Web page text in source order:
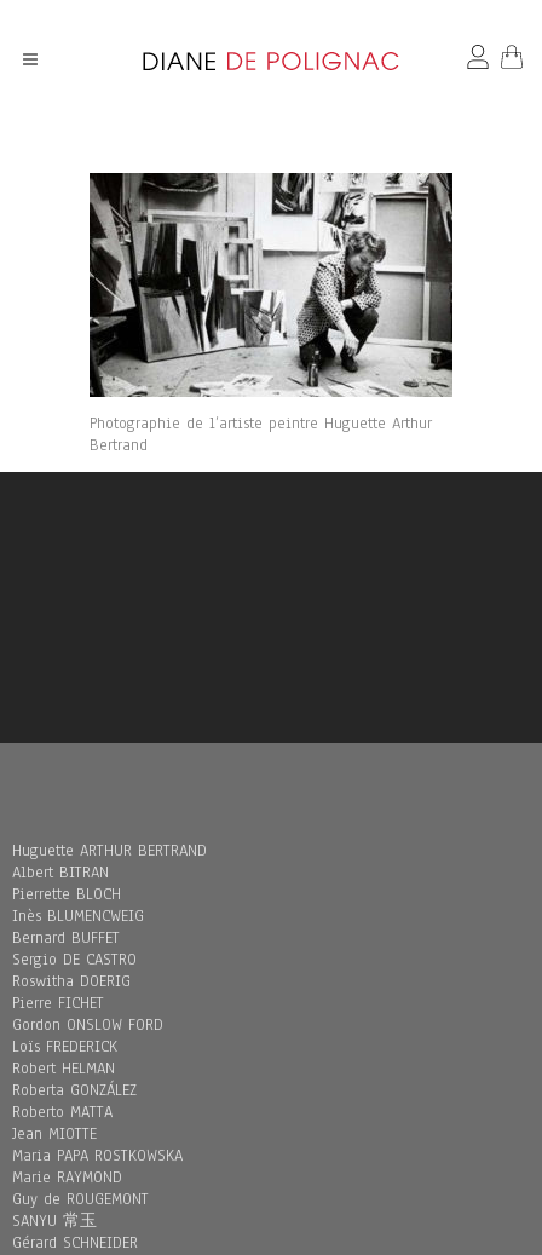
Photographie de l’artiste peintre Huguette Arthur
Bertrand
Huguette ARTHUR BERTRAND
Albert BITRAN
Pierrette BLOCH
Inès BLUMENCWEIG
Bernard BUFFET
Sergio DE CASTRO
Roswitha DOERIG
Pierre FICHET
Gordon ONSLOW FORD
Loïs FREDERICK
Robert HELMAN
Roberta GONZÁLEZ
Roberto MATTA
Jean MIOTTE
Maria PAPA ROSTKOWSKA
Marie RAYMOND
Guy de ROUGEMONT
SANYU 常玉
Gérard SCHNEIDER